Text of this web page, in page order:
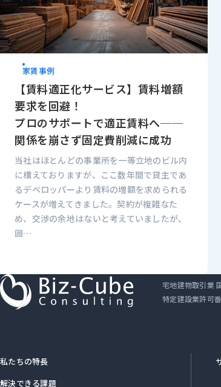
家賃事例
【賃料適正化サービス】賃料増額
要求を回避！
プロのサポートで適正賃料へ──
関係を崩さず固定費削減に成功
当社はほとんどの事業所を一等立地のビル内
に構えておりますが、ここ数年間で貸主であ
るデベロッパーより賃料の増額を求められる
ケースが増えてきました。契約が複雑なた
め、交渉の余地はないと考えていましたが、
固…
宅地建物取引業
特定建設業許可
私たちの特長
解決できる課題